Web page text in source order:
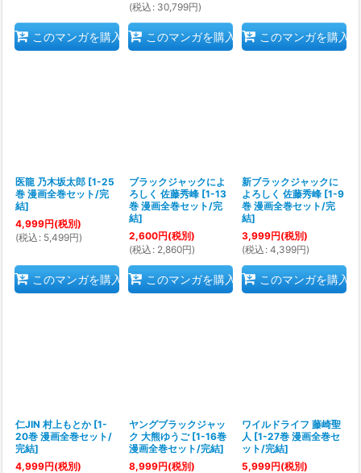
このマンガを購入
(税込 : 30,799円)
このマンガを購入 このマンガを購入
医龍 乃木坂太郎 [1-25
巻 漫画全巻セット/完
結]
4,999円(税別)
(税込 : 5,499円)
このマンガを購入
ブラックジャックによ
ろしく 佐藤秀峰 [1-13
巻 漫画全巻セット/完
結]
2,600円(税別)
(税込 : 2,860円)
このマンガを購入
新ブラックジャックに
よろしく 佐藤秀峰 [1-9
巻 漫画全巻セット/完
結]
3,999円(税別)
(税込 : 4,399円)
このマンガを購入
仁JIN 村上もとか [1-
20巻 漫画全巻セット/
完結]
4,999円(税別)
ヤングブラックジャッ
ク 大熊ゆうご [1-16巻
漫画全巻セット/完結]
8,999円(税別)
ワイルドライフ 藤崎聖
人 [1-27巻 漫画全巻セ
ット/完結]
5,999円(税別)